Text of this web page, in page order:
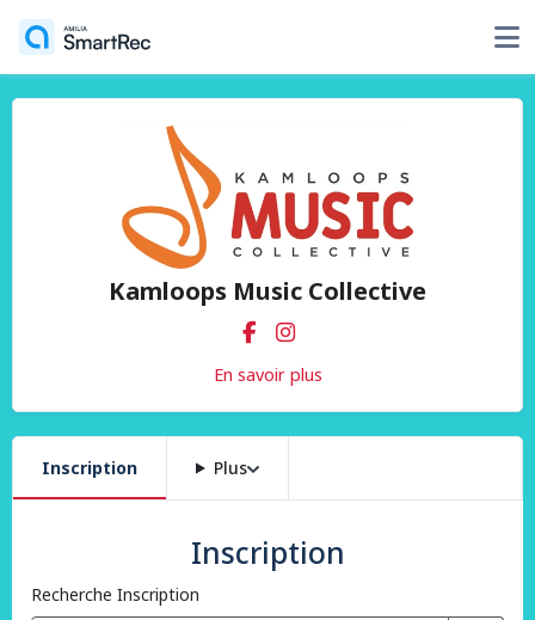
Kamloops Music Collective
En savoir plus
Inscription Plus
Inscription
Recherche Inscription